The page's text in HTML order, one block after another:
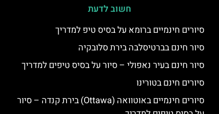
חשוב לדעת
סיורים חינמיים ברומא על בסיס טיפ למדריך
סיור חינם בברטיסלבה בירת סלובקיה
סיור חינם בעיר נאפולי – סיור על בסיס טיפים למדריך
סיורים חינם בטורינו
סיורים חינמיים באוטוואה (Ottawa) בירת קנדה – סיור